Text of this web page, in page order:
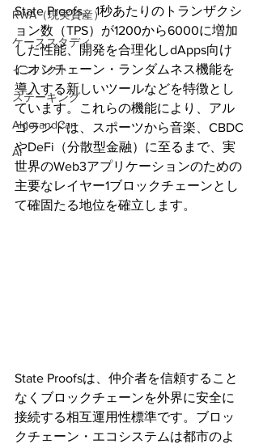
RWA（現実資産）
ケーススタディ
インパクト
ステーキング
AlgorandCan
AI
State Proofs、1秒あたりのトランザクシ
ョン数（TPS）が1200から6000に増加
した性能、開発を合理化しdApps向け
にオンチェーン・ランダムネス機能を
導入する新しいツールなどを特徴とし
ています。これらの機能により、アル
ゴランドは、スポーツから音楽、CBDC
やDeFi（分散型金融）に至るまで、実
世界のWeb3アプリケーションのための
主要なレイヤー1ブロックチェーンとし
て確固たる地位を確立します。
State Proofsは、仲介者を信頼すること
なくブロックチェーンを外界に安全に
接続する相互運用性標準です。ブロッ
クチェーン・エコシステムは都市のよ